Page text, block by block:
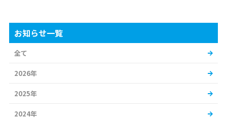
お知らせ一覧
全て
2026年
2025年
2024年